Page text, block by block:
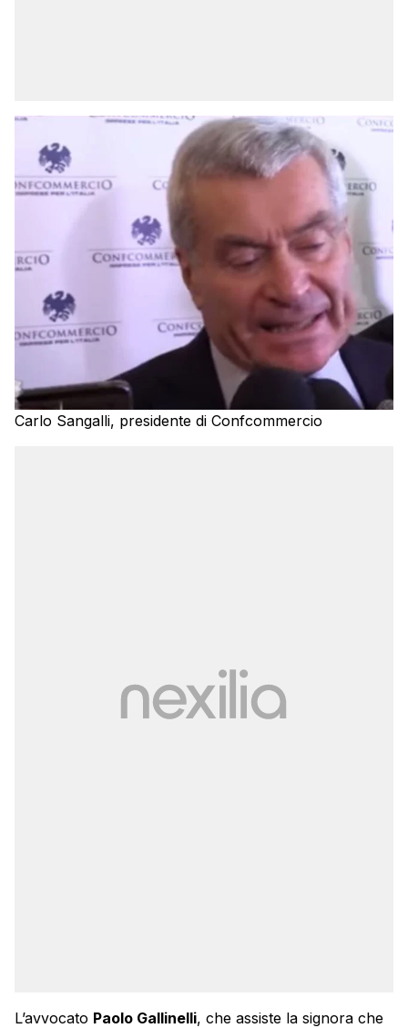
Carlo Sangalli, presidente di Confcommercio
L’avvocato Paolo Gallinelli, che assiste la signora che